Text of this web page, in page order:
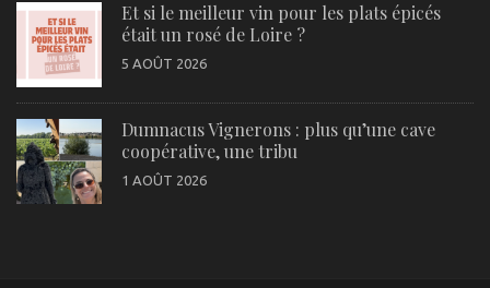
Et si le meilleur vin pour les plats épicés
était un rosé de Loire ?
5 AOÛT 2026
Dumnacus Vignerons : plus qu’une cave
coopérative, une tribu
1 AOÛT 2026